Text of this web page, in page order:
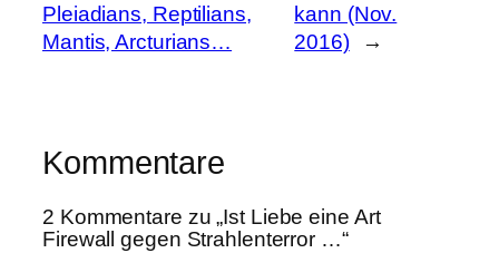
Pleiadians, Reptilians,
Mantis, Arcturians…
kann (Nov.
2016)
→
Kommentare
2 Kommentare zu „Ist Liebe eine Art
Firewall gegen Strahlenterror …“